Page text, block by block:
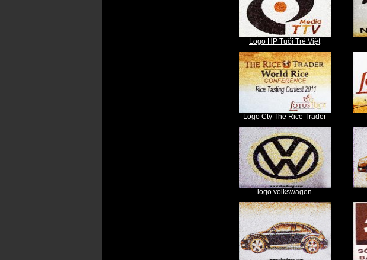
Logo HP Tuổi Trẻ Việt
Logo Cty The Rice Trader
logo volkswagen